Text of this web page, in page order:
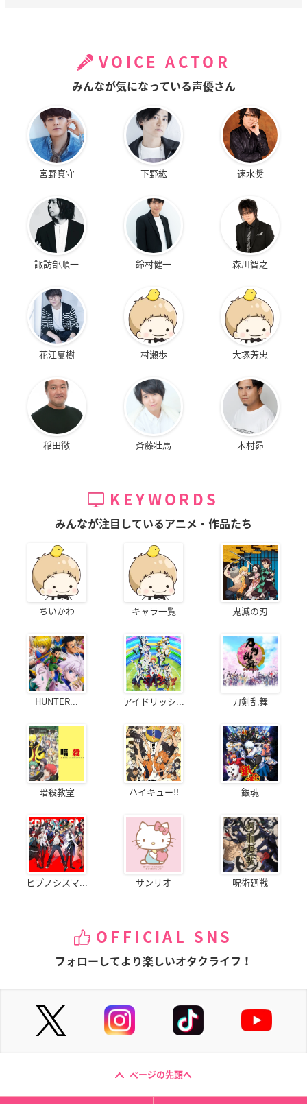
VOICE ACTOR
みんなが気になっている声優さん
宮野真守 下野紘 速水奨
諏訪部順一 鈴村健一 森川智之
花江夏樹 村瀬歩 大塚芳忠
稲田徹 斉藤壮馬 木村昴
KEYWORDS
みんなが注目しているアニメ・作品たち
ちいかわ キャラ一覧 鬼滅の刃
HUNTER... アイドリッシ... 刀剣乱舞
暗殺教室 ハイキュー!! 銀魂
ヒプノシスマ... サンリオ 呪術廻戦
OFFICIAL SNS
フォローしてより楽しいオタクライフ！
ページの先頭へ